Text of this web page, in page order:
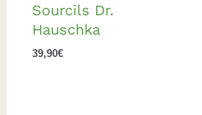
Sourcils Dr.
Hauschka
39,90€